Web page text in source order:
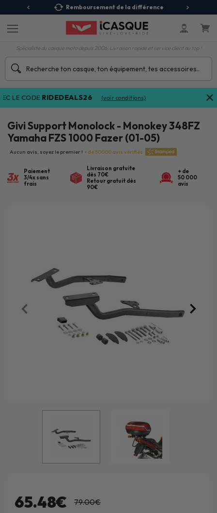
Remboursement de la différence
Spécialiste du casque moto depuis 2006. Livraison rapide et service client au top !
LE CODERIDEDEALS26 (voir conditions)
Givi Support Monolock - Monokey 348FZ
Yamaha FZS 1000 Fazer (01-05)
Aucun avis, soyez le premier ! + de 50000 avis vérifiés
Paiement
3/4x sans
frais
Livraison gratuite
dès 70€
Retour gratuit dès
90€
+ de
50 000
avis
65.48€ 79.00€